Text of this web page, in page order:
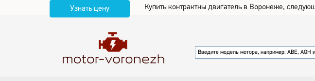
Узнать цену Купить контрактны двигатель в Воронеже,